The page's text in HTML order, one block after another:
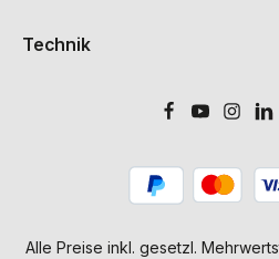
Technik
Alle Preise inkl. gesetzl.